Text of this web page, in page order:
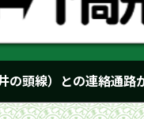
の頭線）との連絡通路